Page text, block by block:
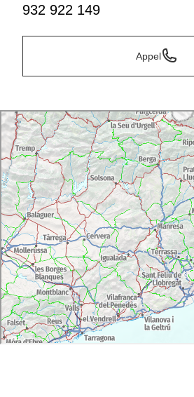
932 922 149
Appel